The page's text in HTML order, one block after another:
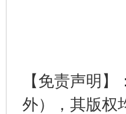
【免责声明
外），其版权